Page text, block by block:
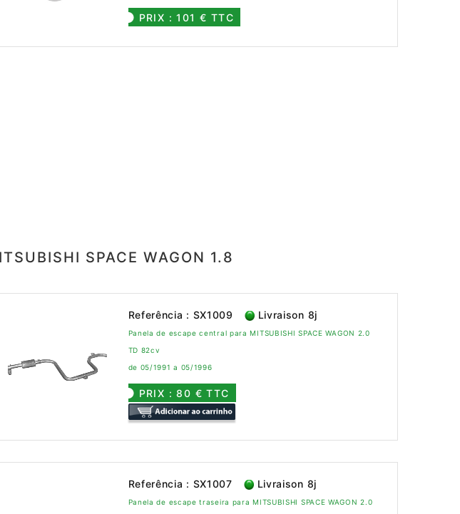
PRIX : 101 € TTC
SPACE WAGON 1.8
Referência : SX1009 Livraison 8j
Panela de escape central para MITSUBISHI SPACE WAGON 2.0
TD 82cv
de 05/1991 a 05/1996
PRIX : 80 € TTC
Referência : SX1007 Livraison 8j
Panela de escape traseira para MITSUBISHI SPACE WAGON 2.0